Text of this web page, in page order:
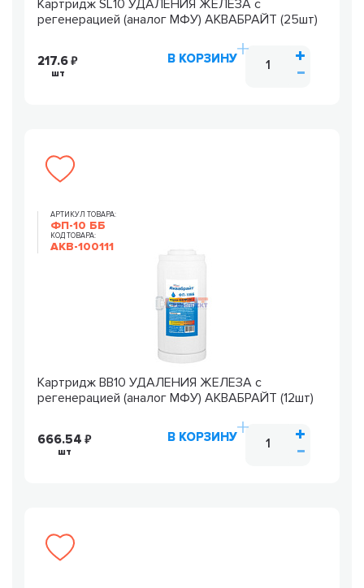
Картридж SL10 УДАЛЕНИЯ ЖЕЛЕЗА с
регенерацией (аналог МФУ) АКВАБРАЙТ (25шт)
217.6
шт
В КОРЗИНУ
АРТИКУЛ ТОВАРА:
ФП-10 ББ
КОД ТОВАРА:
AKB-100111
Картридж ВВ10 УДАЛЕНИЯ ЖЕЛЕЗА с
регенерацией (аналог МФУ) АКВАБРАЙТ (12шт)
666.54
шт
В КОРЗИНУ